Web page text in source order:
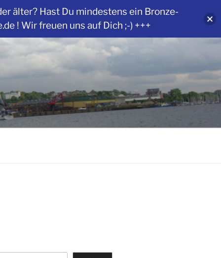
älter? Hast Du mindestens ein Bronze-
! Wir freuen uns auf Dich ;-) +++